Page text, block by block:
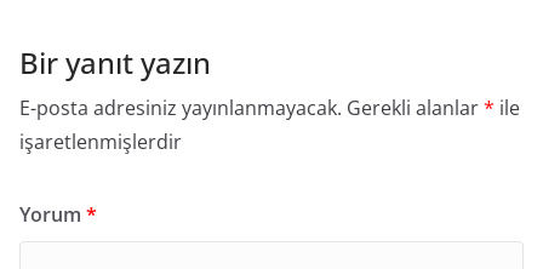
Bir yanıt yazın
E-posta adresiniz yayınlanmayacak. Gerekli alanlar* ile
işaretlenmişlerdir
Yorum *